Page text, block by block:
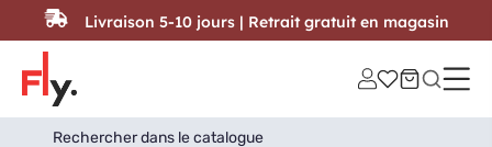
Passer au contenu
Search
for:
Search Button
Livraison 5-10 jours | Retrait gratuit en magasin